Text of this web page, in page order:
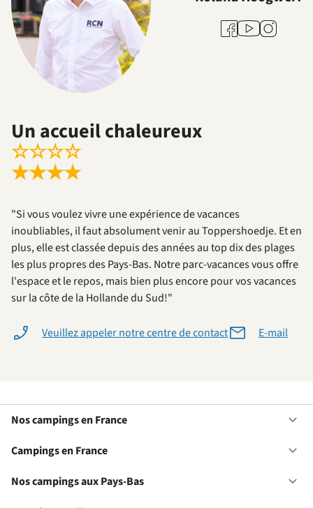
Facebook
YoutubeInstagram
Un accueil chaleureux
☆☆☆☆
★★★★
"Si vous voulez vivre une expérience de vacances
inoubliables, il faut absolument venir au Toppershoedje. Et en
plus, elle est classée depuis des années au top dix des plages
les plus propres des Pays-Bas. Notre parc-vacances vous offre
l'espace et le repos, mais bien plus encore pour vos vacances
sur la côte de la Hollande du Sud!"
Veuillez appeler notre centre de contact E-mail
Nos campings en France
Campings en France
Nos campings aux Pays-Bas